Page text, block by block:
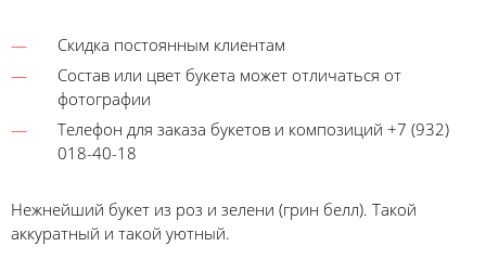
Скидка постоянным клиентам
Состав или цвет букета может отличаться от
фотографии
Телефон для заказа букетов и композиций +7 (932)
018-40-18
Нежнейший букет из роз и зелени (грин белл). Такой
аккуратный и такой уютный.